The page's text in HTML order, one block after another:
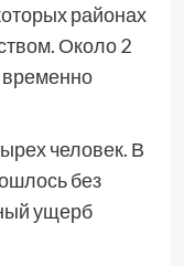
районах
Около 2
человек. В
без
ущерб